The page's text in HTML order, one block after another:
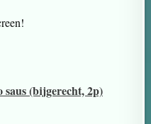
saus (bijgerecht, 2p)